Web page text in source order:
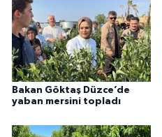
Bakan Göktaş Düzce’de
yaban mersini topladı